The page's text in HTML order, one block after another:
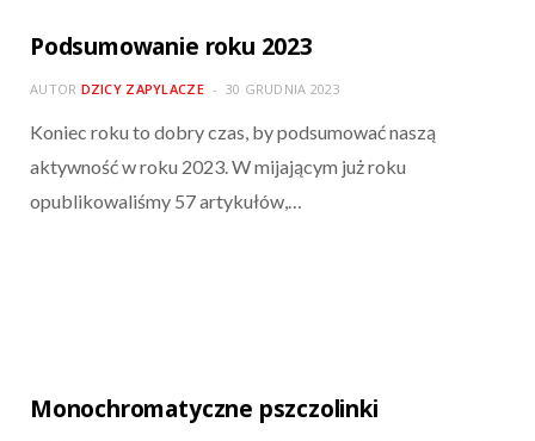
Podsumowanie roku 2023
AUTOR DZICY ZAPYLACZE 30 GRUDNIA 2023
Koniec roku to dobry czas, by podsumować naszą
aktywność w roku 2023. W mijającym już roku
opublikowaliśmy 57 artykułów,…
Monochromatyczne pszczolinki